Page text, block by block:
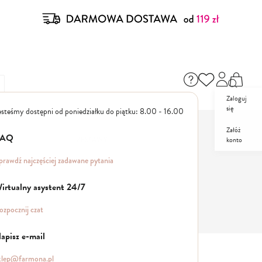
dostępni od poniedziałku do piątku: 8.00 - 16.00
najczęściej zadawane pytania
asystent 24/7
czat
e-mail
Zaloguj
się
Załóż
konto